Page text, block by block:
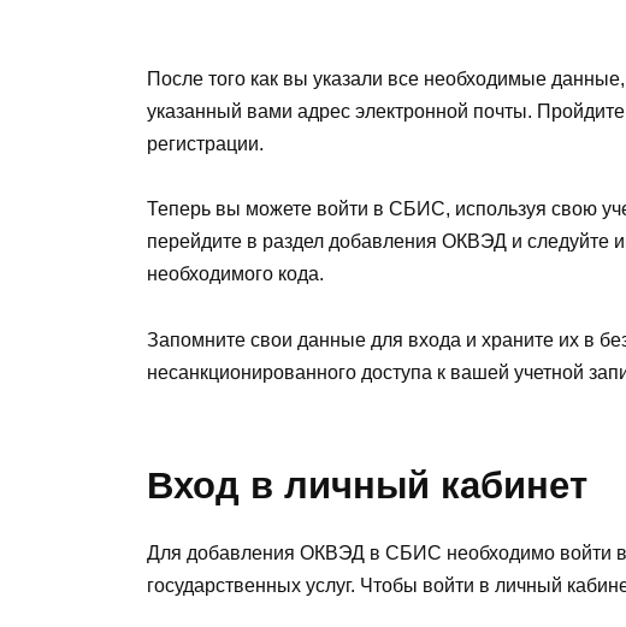
После того как вы указали все необходимые
указанный вами адрес электронной почты.
регистрации.
Теперь вы можете войти в СБИС, используя свою
перейдите в раздел добавления ОКВЭД и следуйте
необходимого кода.
Запомните свои данные для входа и храните их в
несанкционированного доступа к вашей учетной
Вход в личный кабинет
Для добавления ОКВЭД в СБИС необходимо войти
государственных услуг. Чтобы войти в личный